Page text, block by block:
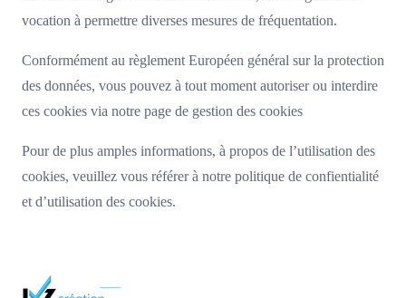
vocation à permettre diverses mesures de fréquentation.
Conformément au règlement Européen général sur la protection
des données, vous pouvez à tout moment autoriser ou interdire
ces cookies via notre page de gestion des cookies
Pour de plus amples informations, à propos de l’utilisation des
cookies, veuillez vous référer à notre politique de confientialité
et d’utilisation des cookies.